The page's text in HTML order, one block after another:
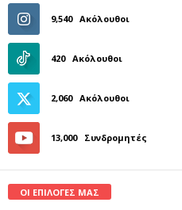
9,540 Ακόλουθοι
420 Ακόλουθοι
2,060 Ακόλουθοι
13,000 Συνδρομητές
ΟΙ ΕΠΙΛΟΓΕΣ ΜΑΣ